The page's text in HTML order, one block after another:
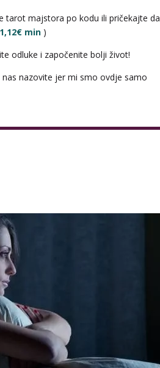
tarot majstora po kodu ili pričekajte da
min )
odluke i započenite bolji život!
nazovite jer mi smo ovdje samo